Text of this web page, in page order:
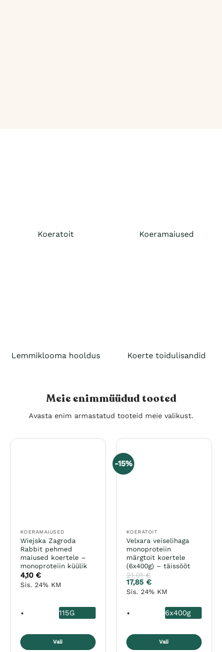
Koeratoit Koeramaiused
Lemmiklooma hooldus Koerte toidulisandid
Meie enimmüüdud tooted
Avasta enim armastatud tooteid meie valikust.
KOERAMAIUSED
Wiejska Zagroda
Rabbit pehmed
maiused koertele –
monoproteiin küülik
4,10 €
Sis. 24% KM
115G
Vali
-15%
KOERATOIT
Velxara veiselihaga
monoproteiin
märgtoit koertele
(6x400g) – täissööt
21,01€
17,85 €
Sis. 24% KM
6x400g
Vali